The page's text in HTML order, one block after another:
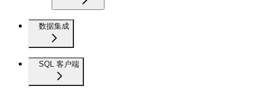
数据集成
SQL 客户端